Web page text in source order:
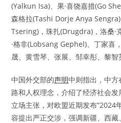
(Yalkun Isa)、果·喜饶嘉措(Go
森格拉(Tashi Dorje Anya
Tsering)，珠扎(Drugdra)，洛桑
·格非(Lobsang Gephel)、丁家喜
晟、黄雪琴、张展、邹幸彤、黎智
中国外交部的声明中则指出，中
路和人权理念，介绍了经济社会
立场主张，对欧盟近期发布“2024
容提出严正交涉，强调新疆、西